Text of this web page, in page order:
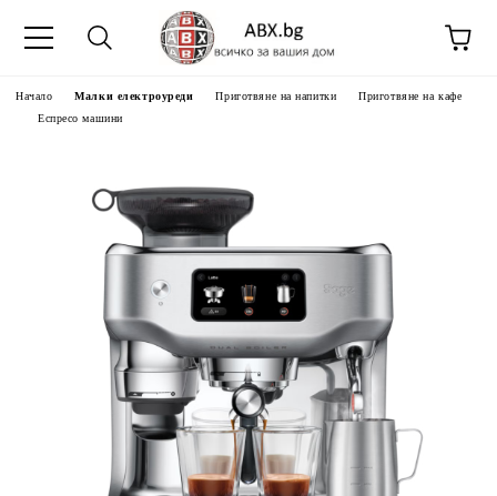
Начало Малки електроуреди Приготвяне на напитки
Приготвяне на кафе
Еспресо машини